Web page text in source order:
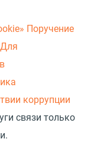
Поручение
Для
коррупции
связи только